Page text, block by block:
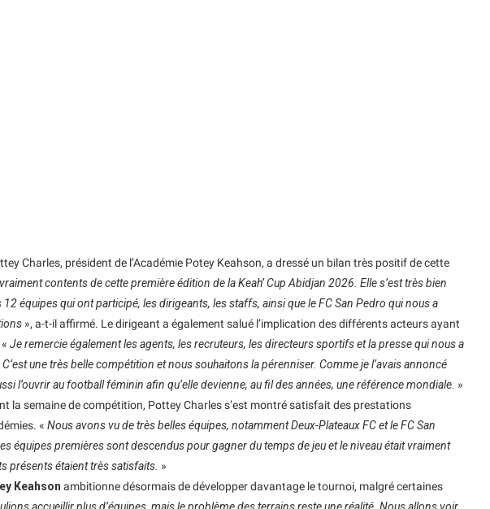
Charles, président de l’Académie Potey Keahson, a dressé un bilan très positif de cette
contents de cette première édition de la Keah’ Cup Abidjan 2026. Elle s’est très bien
équipes qui ont participé, les dirigeants, les staffs, ainsi que le FC San Pedro qui nous a
», a-t-il affirmé. Le dirigeant a également salué l’implication des différents acteurs ayant
Je remercie également les agents, les recruteurs, les directeurs sportifs et la presse qui nous a
C’est une très belle compétition et nous souhaitons la pérenniser. Comme je l’avais annoncé
l’ouvrir au football féminin afin qu’elle devienne, au fil des années, une référence mondiale. »
la semaine de compétition, Pottey Charles s’est montré satisfait des prestations
« Nous avons vu de très belles équipes, notamment Deux-Plateaux FC et le FC San
équipes premières sont descendus pour gagner du temps de jeu et le niveau était vraiment
présents étaient très satisfaits. »
Keahson ambitionne désormais de développer davantage le tournoi, malgré certaines